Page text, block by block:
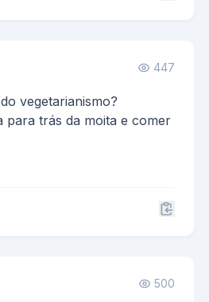
447
vegetarianismo?
para trás da moita e comer
500